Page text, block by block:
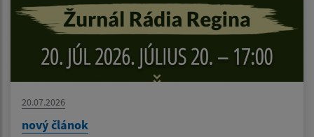
20.07.2026
nový článok